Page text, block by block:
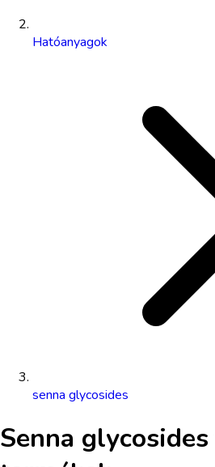
Hatóanyagok
senna glycosides
Senna glycosides